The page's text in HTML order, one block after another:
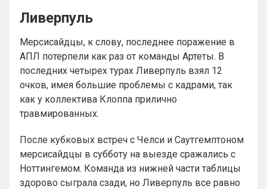
Ливерпуль
Мерсисайдцы, к слову, последнее поражение в
АПЛ потерпели как раз от команды Артеты. В
последних четырех турах Ливерпуль взял 12
очков, имея большие проблемы с кадрами, так
как у коллектива Клоппа прилично
травмированных.
После кубковых встреч с Челси и Саутгемптоном
мерсисайдцы в субботу на выезде сражались с
Ноттингемом. Команда из нижней части таблицы
здорово сыграла сзади, но Ливерпуль все равно